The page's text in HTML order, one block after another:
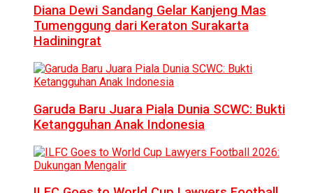
Diana Dewi Sandang Gelar Kanjeng Mas
Tumenggung dari Keraton Surakarta
Hadiningrat
Garuda Baru Juara Piala Dunia SCWC: Bukti
Ketangguhan Anak Indonesia